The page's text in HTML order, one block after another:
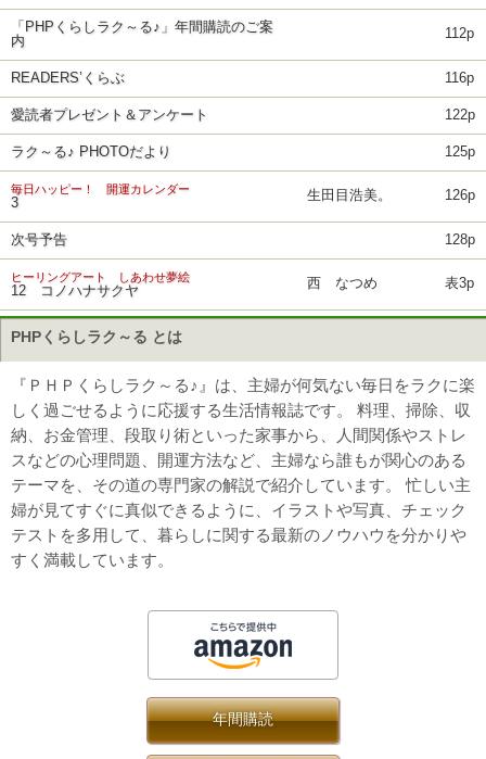
「PHPくらしラク～る♪」年間購読のご案
内
112p
READERS’くらぶ 116p
愛読者プレゼント＆アンケート 122p
ラク～る♪ PHOTOだより 125p
毎日ハッピー！ 開運カレンダー
3 生田目浩美。 126p
次号予告 128p
ヒーリングアート しあわせ夢絵
12 コノハナサクヤ 西 なつめ 表3p
PHPくらしラク～る とは
『ＰＨＰくらしラク～る♪』は、主婦が何気ない毎日をラクに楽
しく過ごせるように応援する生活情報誌です。 料理、掃除、収
納、お金管理、段取り術といった家事から、人間関係やストレ
スなどの心理問題、開運方法など、主婦なら誰もが関心のある
テーマを、その道の専門家の解説で紹介しています。 忙しい主
婦が見てすぐに真似できるように、イラストや写真、チェック
テストを多用して、暮らしに関する最新のノウハウを分かりや
すく満載しています。
年間購読